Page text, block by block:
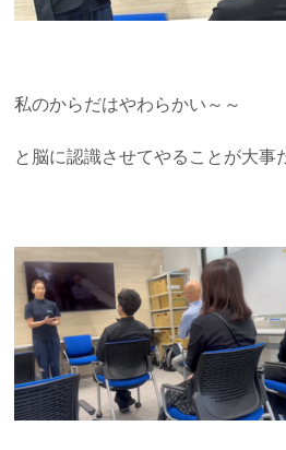
私のからだはやわらかい～～
と脳に認識させてやることが大事